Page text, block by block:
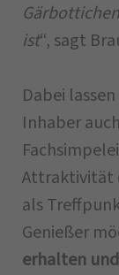
ist“, sagt
Dabei
Inhaber
Attraktivität
als
Genießer
erhalten